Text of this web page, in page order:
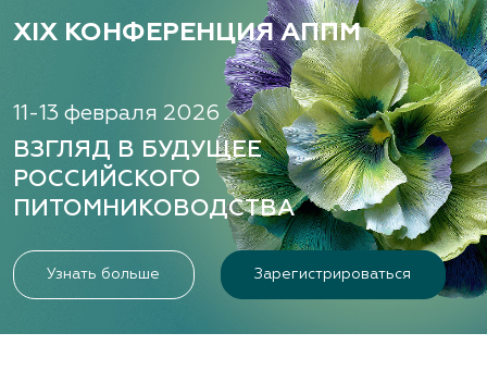
XIX КОНФЕРЕНЦИЯ АППМ
11-13 февраля 2026
ВЗГЛЯД В БУДУЩЕЕ
РОССИЙСКОГО
ПИТОМНИКОВОДСТВА
Узнать больше Зарегистрироваться